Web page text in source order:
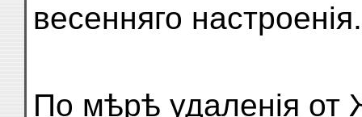
весенняго настроенія.
По мѣрѣ удаленія от